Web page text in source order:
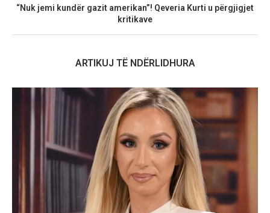
“Nuk jemi kundër gazit amerikan”! Qeveria Kurti u përgjigjet
kritikave
ARTIKUJ TË NDËRLIDHURA